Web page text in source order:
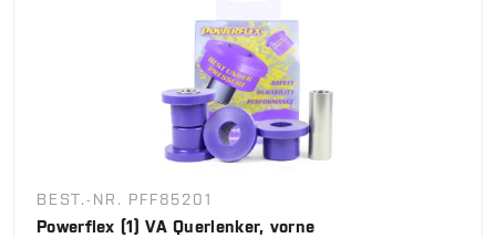
BEST.-NR. PFF85201
Powerflex (1) VA Querlenker, vorne